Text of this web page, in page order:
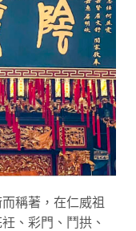
稱著，在仁威祖
、彩門、鬥拱、